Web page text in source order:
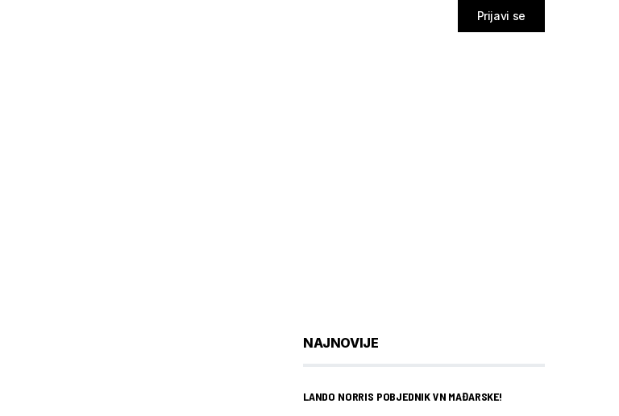
Prijavi se
NAJNOVIJE
LANDO NORRIS POBJEDNIK VN MAĐARSKE!